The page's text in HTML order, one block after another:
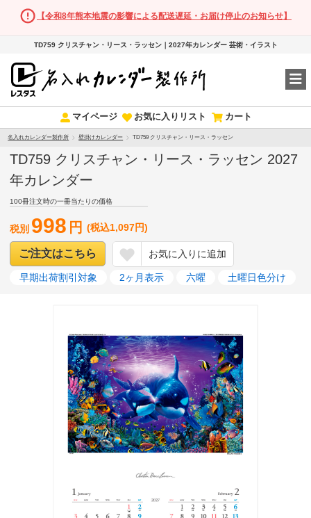
【令和8年熊本地震の影響による配送遅延・お届け停止のお知らせ】
TD759 クリスチャン・リース・ラッセン｜2027年カレンダー 芸術・イラスト
マイページ お気に入りリスト カート
名入れカレンダー製作所 壁掛けカレンダー TD759 クリスチャン・リース・ラッセン
TD759 クリスチャン・リース・ラッセン 2027
年カレンダー
100冊注文時の一冊当たりの価格
税別 998 円 (税込1,097円)
ご注文はこちら お気に入りに追加
早期出荷割引対象 2ヶ月表示 六曜 土曜日色分け